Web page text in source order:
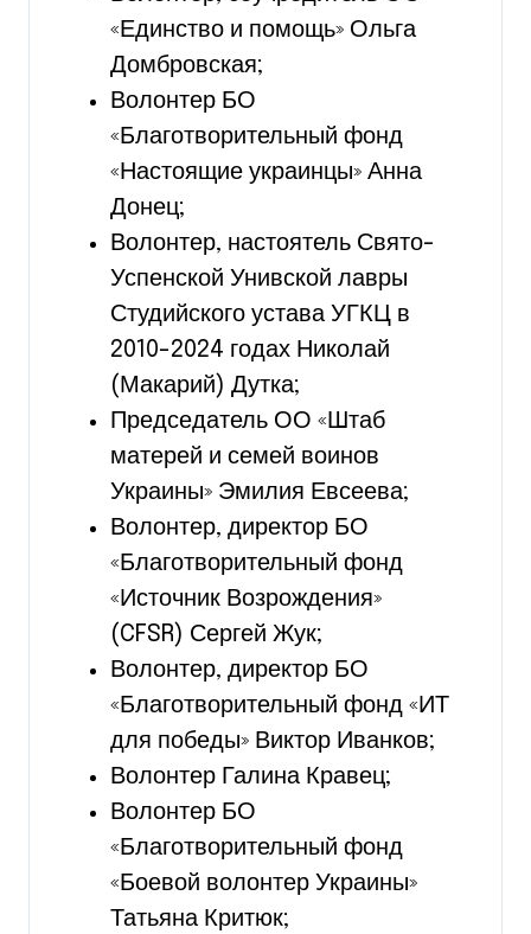
«Единство и помощь» Ольга
Домбровская;
Волонтер БО
«Благотворительный фонд
«Настоящие украинцы» Анна
Донец;
Волонтер, настоятель Свято-
Успенской Унивской лавры
Студийского устава УГКЦ в
2010-2024 годах Николай
(Макарий) Дутка;
Председатель ОО «Штаб
матерей и семей воинов
Украины» Эмилия Евсеева;
Волонтер, директор БО
«Благотворительный фонд
«Источник Возрождения»
(CFSR) Сергей Жук;
Волонтер, директор БО
«Благотворительный фонд «ИТ
для победы» Виктор Иванков;
Волонтер Галина Кравец;
Волонтер БО
«Благотворительный фонд
«Боевой волонтер Украины»
Татьяна Критюк;